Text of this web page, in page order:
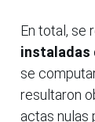
En total, se
instaladas
se
resultaron
actas nulas